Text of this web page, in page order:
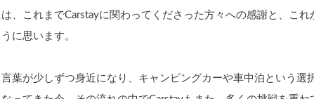
、これまでCarstayに関わってくださった方々への感謝と、これ
に思います。
葉が少しずつ身近になり、キャンピングカーや車中泊という選